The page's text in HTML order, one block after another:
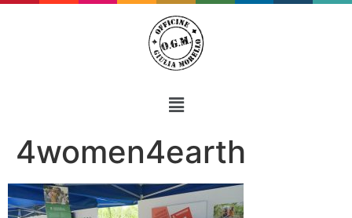
4women4earth